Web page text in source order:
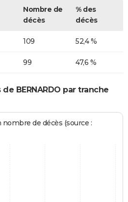
Nombre de
décès
% des
décès
109 52,4 %
99 47,6 %
BERNARDO par tranche
de décès (source :